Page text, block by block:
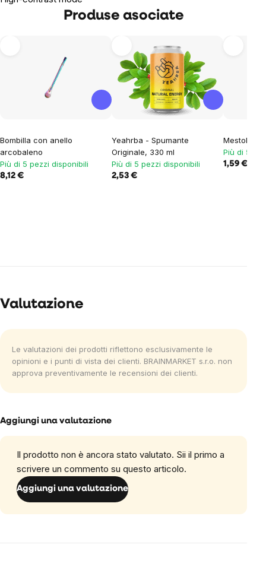
Produse asociate
Bombilla con anello
arcobaleno
Più di 5 pezzi disponibili
8,12 €
Yeahrba - Spumante
Originale, 330 ml
Più di 5 pezzi disponibili
2,53 €
Mestolo di
Più di 5
1,59 €
Valutazione
Le valutazioni dei prodotti riflettono esclusivamente le
opinioni e i punti di vista dei clienti. BRAINMARKET s.r.o. non
approva preventivamente le recensioni dei clienti.
Aggiungi una valutazione
Il prodotto non è ancora stato valutato. Sii il primo a
scrivere un commento su questo articolo.
Aggiungi una valutazione